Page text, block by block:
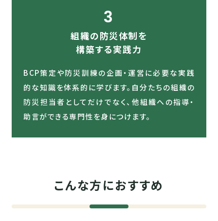
3
組織の防災体制を
構築する実践力
BCP策定や防災訓練の企画・運営に必要な実践
的な知識を体系的に学びます。自分たちの組織の
防災担当者としてだけでなく、他組織への指導・
助言ができる専門性を身につけます。
こんな方におすすめ